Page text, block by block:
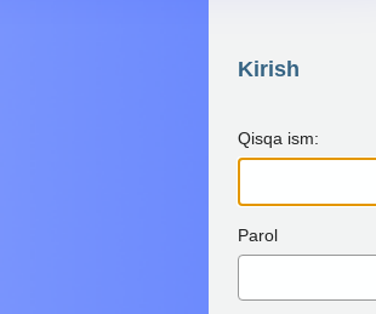
Kirish
Qisqa ism:
Parol